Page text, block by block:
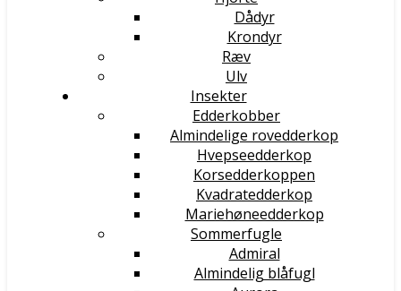
Dådyr
Krondyr
Ræv
Ulv
Insekter
Edderkobber
Almindelige rovedderkop
Hvepseedderkop
Korsedderkoppen
Kvadratedderkop
Mariehøneedderkop
Sommerfugle
Admiral
Almindelig blåfugl